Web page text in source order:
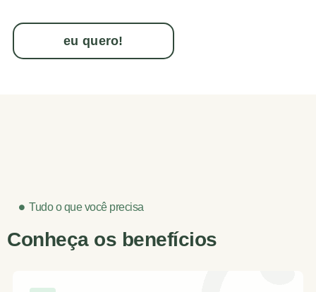
eu quero!
Tudo o que você precisa
Conheça os benefícios